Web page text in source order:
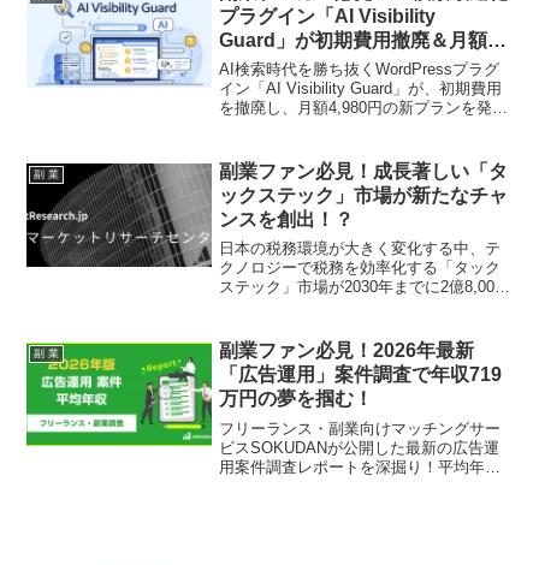
なたの副業ライフが劇的に変わるかもし
れません。効率爆上げの「推しツール」
を手に入れるチャンスをお見逃しなく！
プラグイン「AI Visibility
Guard」が初期費用撤廃＆月額
4,980円の新プランで推し活を強
力サポート！
AI検索時代を勝ち抜くWordPressプラグ
イン「AI Visibility Guard」が、初期費用
を撤廃し、月額4,980円の新プランを発表
れるようになり、あなたのサイトをグロ
ーバルに輝かせます。
副 業
副業ファン必見！成長著しい「タ
ックステック」市場が新たなチャ
ンスを創出！？
日本の税務環境が大きく変化する中、テ
クノロジーで税務を効率化する「タック
ステック」市場が2030年までに2億8,000
とってどのような可能性を秘めているの
か、最新情報をお届けします！
副 業
副業ファン必見！2026年最新
「広告運用」案件調査で年収719
万円の夢を掴む！
フリーランス・副業向けマッチングサー
ビスSOKUDANが公開した最新の広告運
用案件調査レポートを深掘り！平均年収